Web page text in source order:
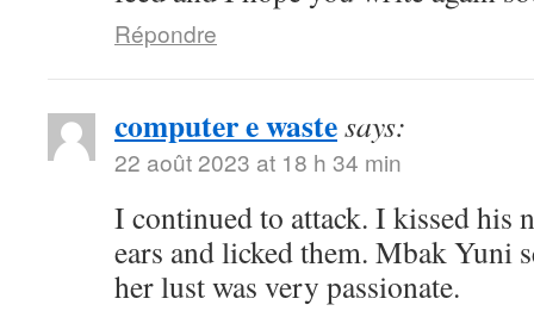
Répondre
computer e wastesays:
22 août 2023 at 18 h 34 min
I continued to attack. I kissed his
ears and licked them. Mbak Yuni
her lust was very passionate.